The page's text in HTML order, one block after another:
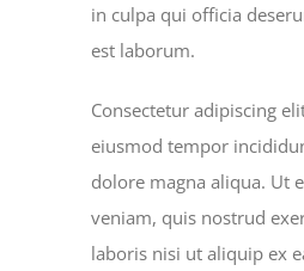
in culpa qui officia
est laborum.
Consectetur adipiscing
eiusmod tempor
dolore magna aliqua. Ut
veniam, quis nostrud
laboris nisi ut aliquip ex